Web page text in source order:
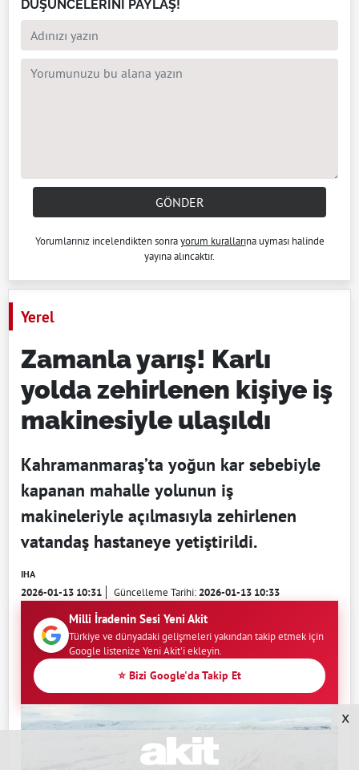
DÜŞÜNCELERİNİ PAYLAŞ!
GÖNDER
Yorumlarınız incelendikten sonrayorum kurallarına uyması halinde
yayına alıncaktır.
Yerel
Zamanla yarış! Karlı
yolda zehirlenen kişiye iş
makinesiyle ulaşıldı
Kahramanmaraş’ta yoğun kar sebebiyle
kapanan mahalle yolunun iş
makineleriyle açılmasıyla zehirlenen
vatandaş hastaneye yetiştirildi.
IHA
2026-01-13 10:31 Güncelleme Tarihi:2026-01-13 10:33
Milli İradenin Sesi Yeni Akit
Türkiye ve dünyadaki gelişmeleri yakından takip etmek için
Google listenize Yeni Akit'i ekleyin.
⭐ Bizi Google'da Takip Et
x